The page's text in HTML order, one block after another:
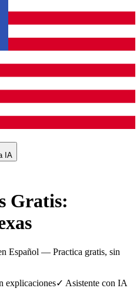
IA
Gratis:
Español — Practica gratis, sin
explicaciones✓ Asistente con IA